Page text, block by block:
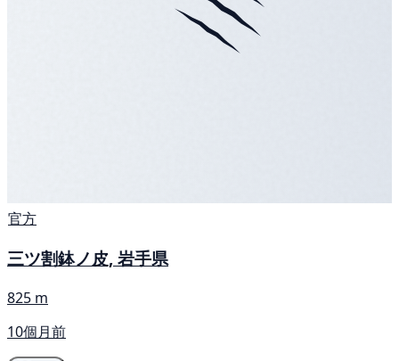
官方
三ツ割鉢ノ皮, 岩手県
825 m
10個月前